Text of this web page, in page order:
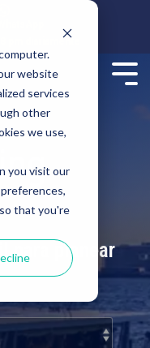
website
services
other
we use,
you visit our
that you're
pm diariamente
para planear